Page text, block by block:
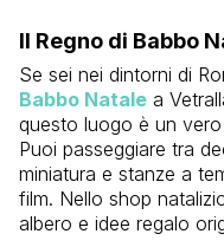
Il Regno di Babbo
Se sei nei dintorni di
Babbo Natale a
questo luogo è un
Puoi passeggiare tra
miniatura e stanze a
film. Nello shop
albero e idee regalo